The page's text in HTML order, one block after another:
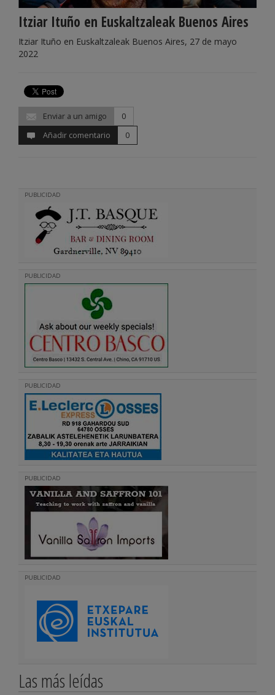
Itziar Ituño en Euskaltzaleak Buenos Aires
Itziar Ituño en Euskaltzaleak Buenos Aires, 27 de mayo
2022
Enviar a un amigo
0
Añadir comentario
0
PUBLICIDAD
PUBLICIDAD
PUBLICIDAD
PUBLICIDAD
PUBLICIDAD
Las más leídas